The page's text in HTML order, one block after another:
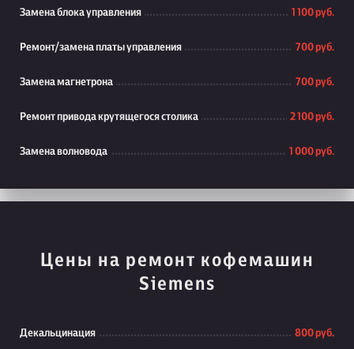
Замена блока управления 1 100 руб.
Ремонт/замена платы управления 700 руб.
Замена магнетрона 700 руб.
Ремонт привода крутящегося столика 2 100 руб.
Замена волновода 1 000 руб.
Цены на ремонт кофемашин
Siemens
Декальцинация 800 руб.